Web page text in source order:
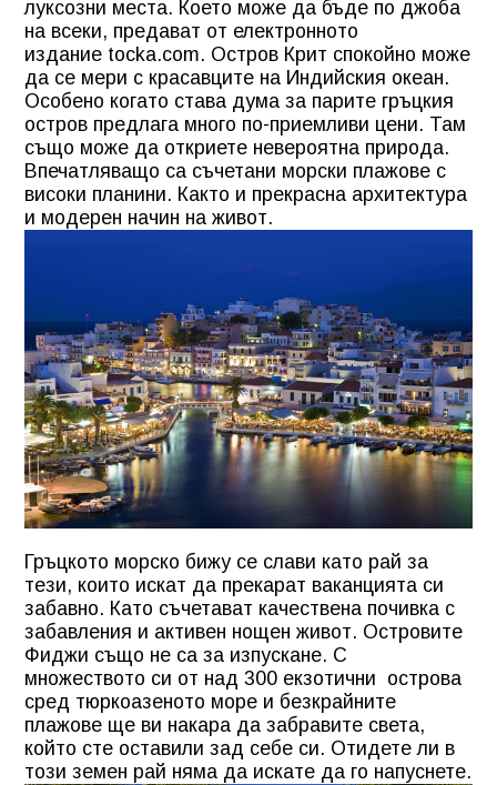
луксозни места. Което може да бъде по джоба
на всеки, предават от електронното
издание tocka.com. Остров Крит спокойно може
да се мери с красавците на Индийския океан.
Особено когато става дума за парите гръцкия
остров предлага много по-приемливи цени. Там
също може да откриете невероятна природа.
Впечатляващо са съчетани морски плажове с
високи планини. Както и прекрасна архитектура
и модерен начин на живот.
Гръцкото морско бижу се слави като рай за
тези, които искат да прекарат ваканцията си
забавно. Като съчетават качествена почивка с
забавления и активен нощен живот. Островите
Фиджи също не са за изпускане. С
множеството си от над 300 екзотични острова
сред тюркоазеното море и безкрайните
плажове ще ви накара да забравите света,
който сте оставили зад себе си. Отидете ли в
този земен рай няма да искате да го напуснете.